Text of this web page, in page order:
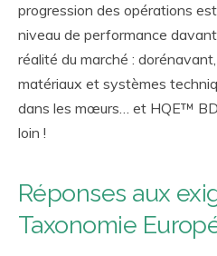
progression des opérations
niveau de performance
réalité du marché :
matériaux et systèmes
dans les mœurs… et HQE™
loin !
Réponses aux
Taxonomie